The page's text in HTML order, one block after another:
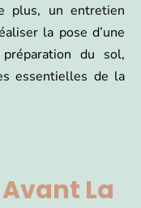
plus, un entretien
la pose d’une
du sol,
essentielles de la
La